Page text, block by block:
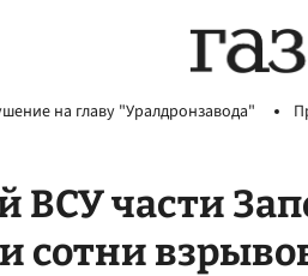
на главу "Уралдронзавода"
ВСУ части
сотни